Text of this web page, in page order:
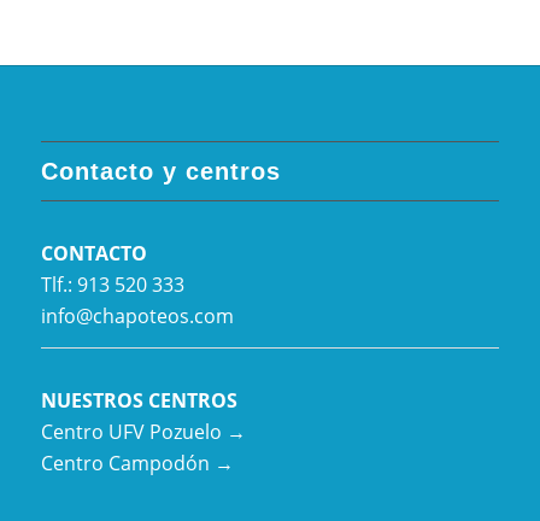
Contacto y centros
CONTACTO
Tlf.: 913 520 333
info@chapoteos.com
NUESTROS CENTROS
Centro UFV Pozuelo →
Centro Campodón →